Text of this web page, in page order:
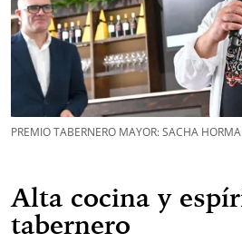
PREMIO TABERNERO MAYOR: SACHA
Alta cocina y
tabernero